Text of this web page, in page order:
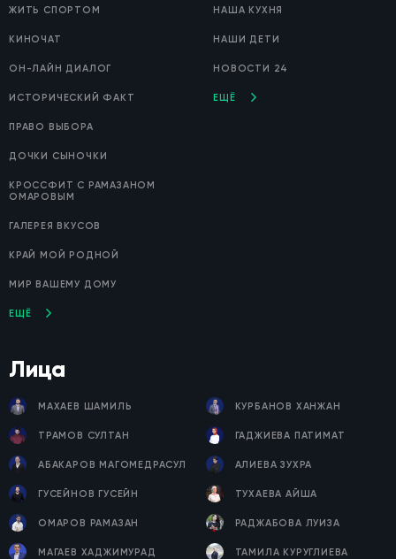
ЖИТЬ СПОРТОМ
КИНОЧАТ
ОН-ЛАЙН ДИАЛОГ
ИСТОРИЧЕСКИЙ ФАКТ
ПРАВО ВЫБОРА
ДОЧКИ СЫНОЧКИ
КРОССФИТ С РАМАЗАНОМ
ОМАРОВЫМ
ГАЛЕРЕЯ ВКУСОВ
КРАЙ МОЙ РОДНОЙ
МИР ВАШЕМУ ДОМУ
ЕЩЁ
НАША КУХНЯ
НАШИ ДЕТИ
НОВОСТИ 24
ЕЩЁ
Лица
МАХАЕВ ШАМИЛЬ КУРБАНОВ ХАНЖАН
ТРАМОВ СУЛТАН ГАДЖИЕВА ПАТИМАТ
АБАКАРОВ МАГОМЕДРАСУЛ АЛИЕВА ЗУХРА
ГУСЕЙНОВ ГУСЕЙН ТУХАЕВА АЙША
ОМАРОВ РАМАЗАН РАДЖАБОВА ЛУИЗА
МАГАЕВ ХАДЖИМУРАД ТАМИЛА КУРУГЛИЕВА